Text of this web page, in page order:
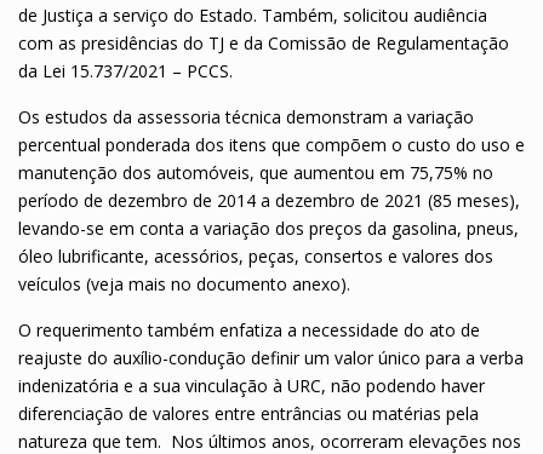
de Justiça a serviço do Estado. Também, solicitou audiência
com as presidências do TJ e da Comissão de Regulamentação
da Lei 15.737/2021 – PCCS.
Os estudos da assessoria técnica demonstram a variação
percentual ponderada dos itens que compõem o custo do uso e
manutenção dos automóveis, que aumentou em 75,75% no
período de dezembro de 2014 a dezembro de 2021 (85 meses),
levando-se em conta a variação dos preços da gasolina, pneus,
óleo lubrificante, acessórios, peças, consertos e valores dos
veículos (veja mais no documento anexo).
O requerimento também enfatiza a necessidade do ato de
reajuste do auxílio-condução definir um valor único para a verba
indenizatória e a sua vinculação à URC, não podendo haver
diferenciação de valores entre entrâncias ou matérias pela
natureza que tem. Nos últimos anos, ocorreram elevações nos